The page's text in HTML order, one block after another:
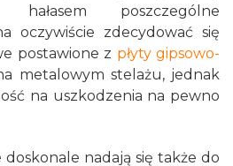
poszczególne
oczywiście zdecydować się
postawione z płyty gipsowo-
metalowym stelażu, jednak
na uszkodzenia na pewno
nadają się także do